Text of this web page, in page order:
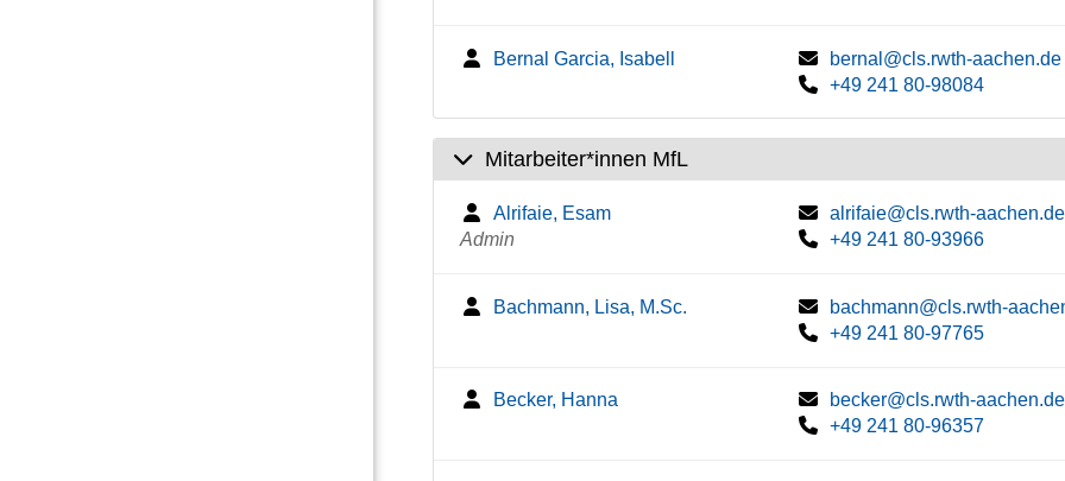
Bernal Garcia, Isabell
bernal@cls.rwth-aachen.de
+49 241 80-98084
Mitarbeiter*innen MfL
Alrifaie, Esam
Admin
alrifaie@cls.rwth-aachen.de
+49 241 80-93966
Bachmann, Lisa, M.Sc.
bachmann@cls.rwth-
+49 241 80-97765
Becker, Hanna
becker@cls.rwth-aachen.de
+49 241 80-96357